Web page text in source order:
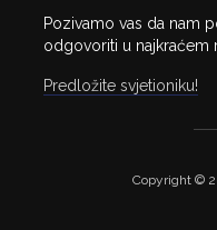
Pozivamo vas da nam
odgovoriti u najkraćem
Predložite svjetioniku!
Copyright ©